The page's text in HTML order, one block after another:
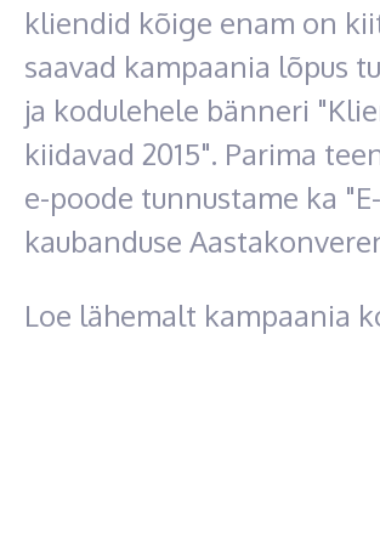
kliendid kõige enam on
saavad kampaania lõpus
ja kodulehele bänneri
kiidavad 2015". Parima
e-poode tunnustame ka "E-
kaubanduse
Loe lähemalt kampaania